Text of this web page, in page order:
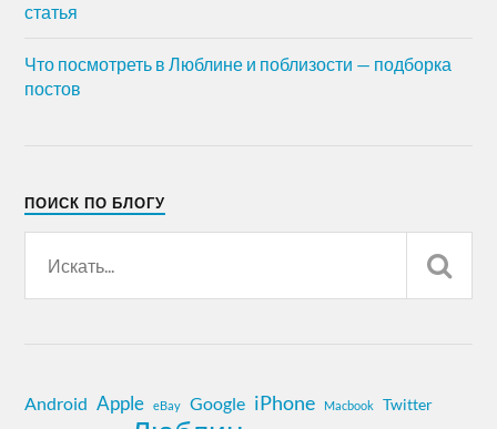
статья
Что посмотреть в Люблине и поблизости — подборка
постов
ПОИСК ПО БЛОГУ
Android Apple eBay Google iPhone Macbook Twitter